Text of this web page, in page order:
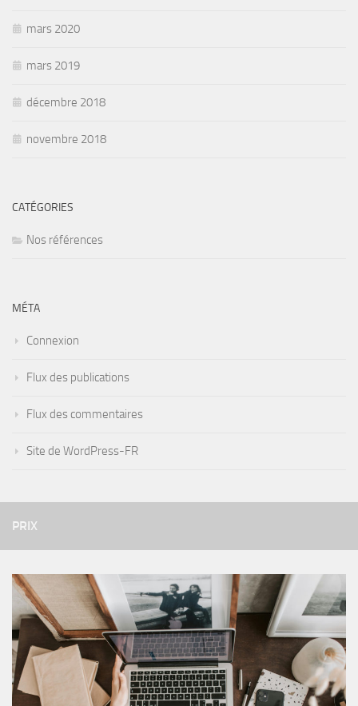
mars 2020
mars 2019
décembre 2018
novembre 2018
CATÉGORIES
Nos références
MÉTA
Connexion
Flux des publications
Flux des commentaires
Site de WordPress-FR
PRIX